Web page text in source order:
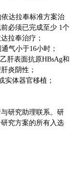
达拉奉标准方案治
必须已完成至少 1个
拉奉治疗；
气小于16小时；
肝表面抗原HBsAg和
炎阴性；
实体器官移植；
研究助理联系。研
究方案的所有入选